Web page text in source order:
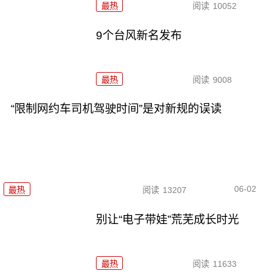
最热 阅读 10052
9个台风新名发布
最热 阅读 9008
“限制网约车司机驾驶时间”是对新规的误读
最热 阅读 13207 06-02
别让“电子带娃”荒芜成长时光
最热 阅读 11633